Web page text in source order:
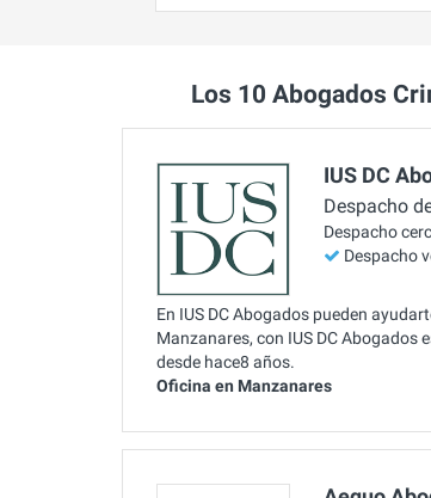
Los 10 Abogados
IUS DC
Despacho
Despacho
Despacho
En IUS DC Abogados pueden
Manzanares, con IUS DC
desde hace8 años.
Oficina en Manzanares